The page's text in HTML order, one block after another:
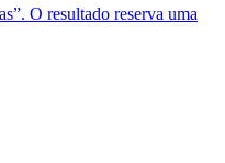
O resultado reserva uma